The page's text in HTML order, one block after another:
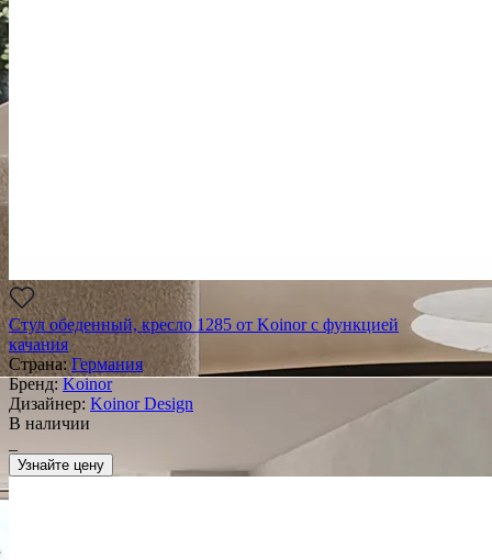
Стул обеденный, кресло 1285 от Koinor с функцией
качания
Страна: Германия
Бренд: Koinor
Дизайнер: Koinor Design
В наличии
Узнайте цену